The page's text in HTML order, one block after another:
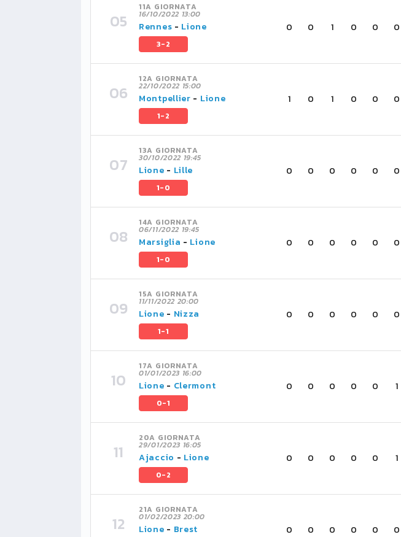
11A GIORNATA
16/10/2022 13:00
Rennes - Lione
3-2
0 0 1 0 0 0
12A GIORNATA
22/10/2022 15:00
Montpellier - Lione
1-2
1 0 1 0 0 0
13A GIORNATA
30/10/2022 19:45
Lione - Lille
1-0
0 0 0 0 0 0
14A GIORNATA
06/11/2022 19:45
Marsiglia - Lione
1-0
0 0 0 0 0 0
15A GIORNATA
11/11/2022 20:00
Lione - Nizza
1-1
0 0 0 0 0 0
17A GIORNATA
01/01/2023 16:00
Lione - Clermont
0-1
0 0 0 0 0 1
20A GIORNATA
29/01/2023 16:05
Ajaccio - Lione
0-2
0 0 0 0 0 1
21A GIORNATA
01/02/2023 20:00
Lione - Brest 0 0 0 0 0 0